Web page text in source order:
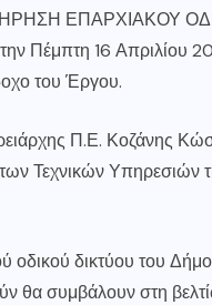
ΕΠΑΡΧΙΑΚΟΥ
16 Απριλίου
του Έργου.
Π.Ε. Κοζάνης
Τεχνικών Υπηρεσιών
δικτύου του
θα συμβάλουν στη